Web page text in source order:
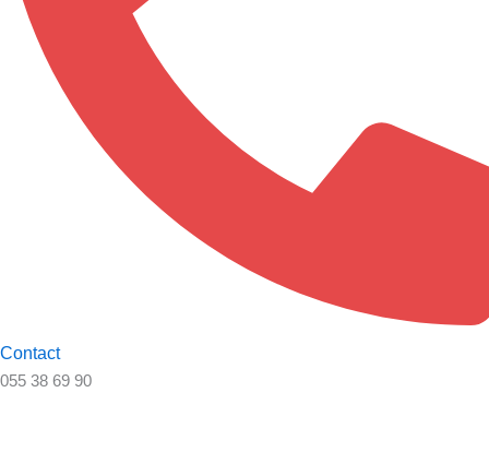
Contact
055 38 69 90